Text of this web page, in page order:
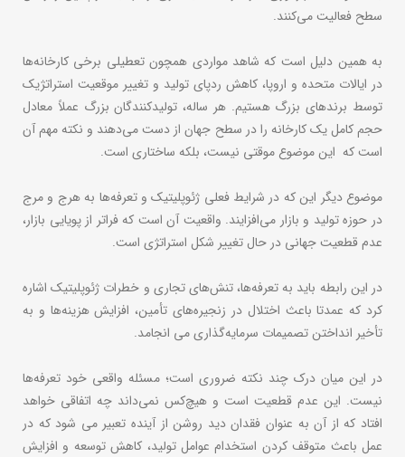
سطح فعالیت می‌کنند.
به همین دلیل است که شاهد مواردی همچون تعطیلی برخی کارخانه‌ها
در ایالات متحده و اروپا، کاهش ردپای تولید و تغییر موقعیت استراتژیک
توسط برندهای بزرگ هستیم. هر ساله، تولیدکنندگان بزرگ عملاً معادل
حجم کامل یک کارخانه را در سطح جهان از دست می‌دهند و نکته مهم آن
است که این موضوع موقتی نیست، بلکه ساختاری است.
موضوع دیگر این که در شرایط فعلی ژئوپلیتیک و تعرفه‌ها به هرج و مرج
در حوزه تولید و بازار می‌افزایند. واقعیت آن است که فراتر از پویایی بازار،
عدم قطعیت جهانی در حال تغییر شکل استراتژی است.
در این رابطه باید به تعرفه‌ها، تنش‌های تجاری و خطرات ژئوپلیتیک اشاره
کرد که عمدتا باعث اختلال در زنجیره‌های تأمین، افزایش هزینه‌ها و به
تأخیر انداختن تصمیمات سرمایه‌گذاری می انجامد.
در این میان درک چند نکته ضروری است؛ مسئله واقعی خود تعرفه‌ها
نیست. این عدم قطعیت است و هیچ‌کس نمی‌داند چه اتفاقی خواهد
افتاد که از آن به عنوان فقدان دید روشن از آینده تعبیر می شود که در
عمل باعث متوقف کردن استخدام عوامل تولید، کاهش توسعه و افزایش